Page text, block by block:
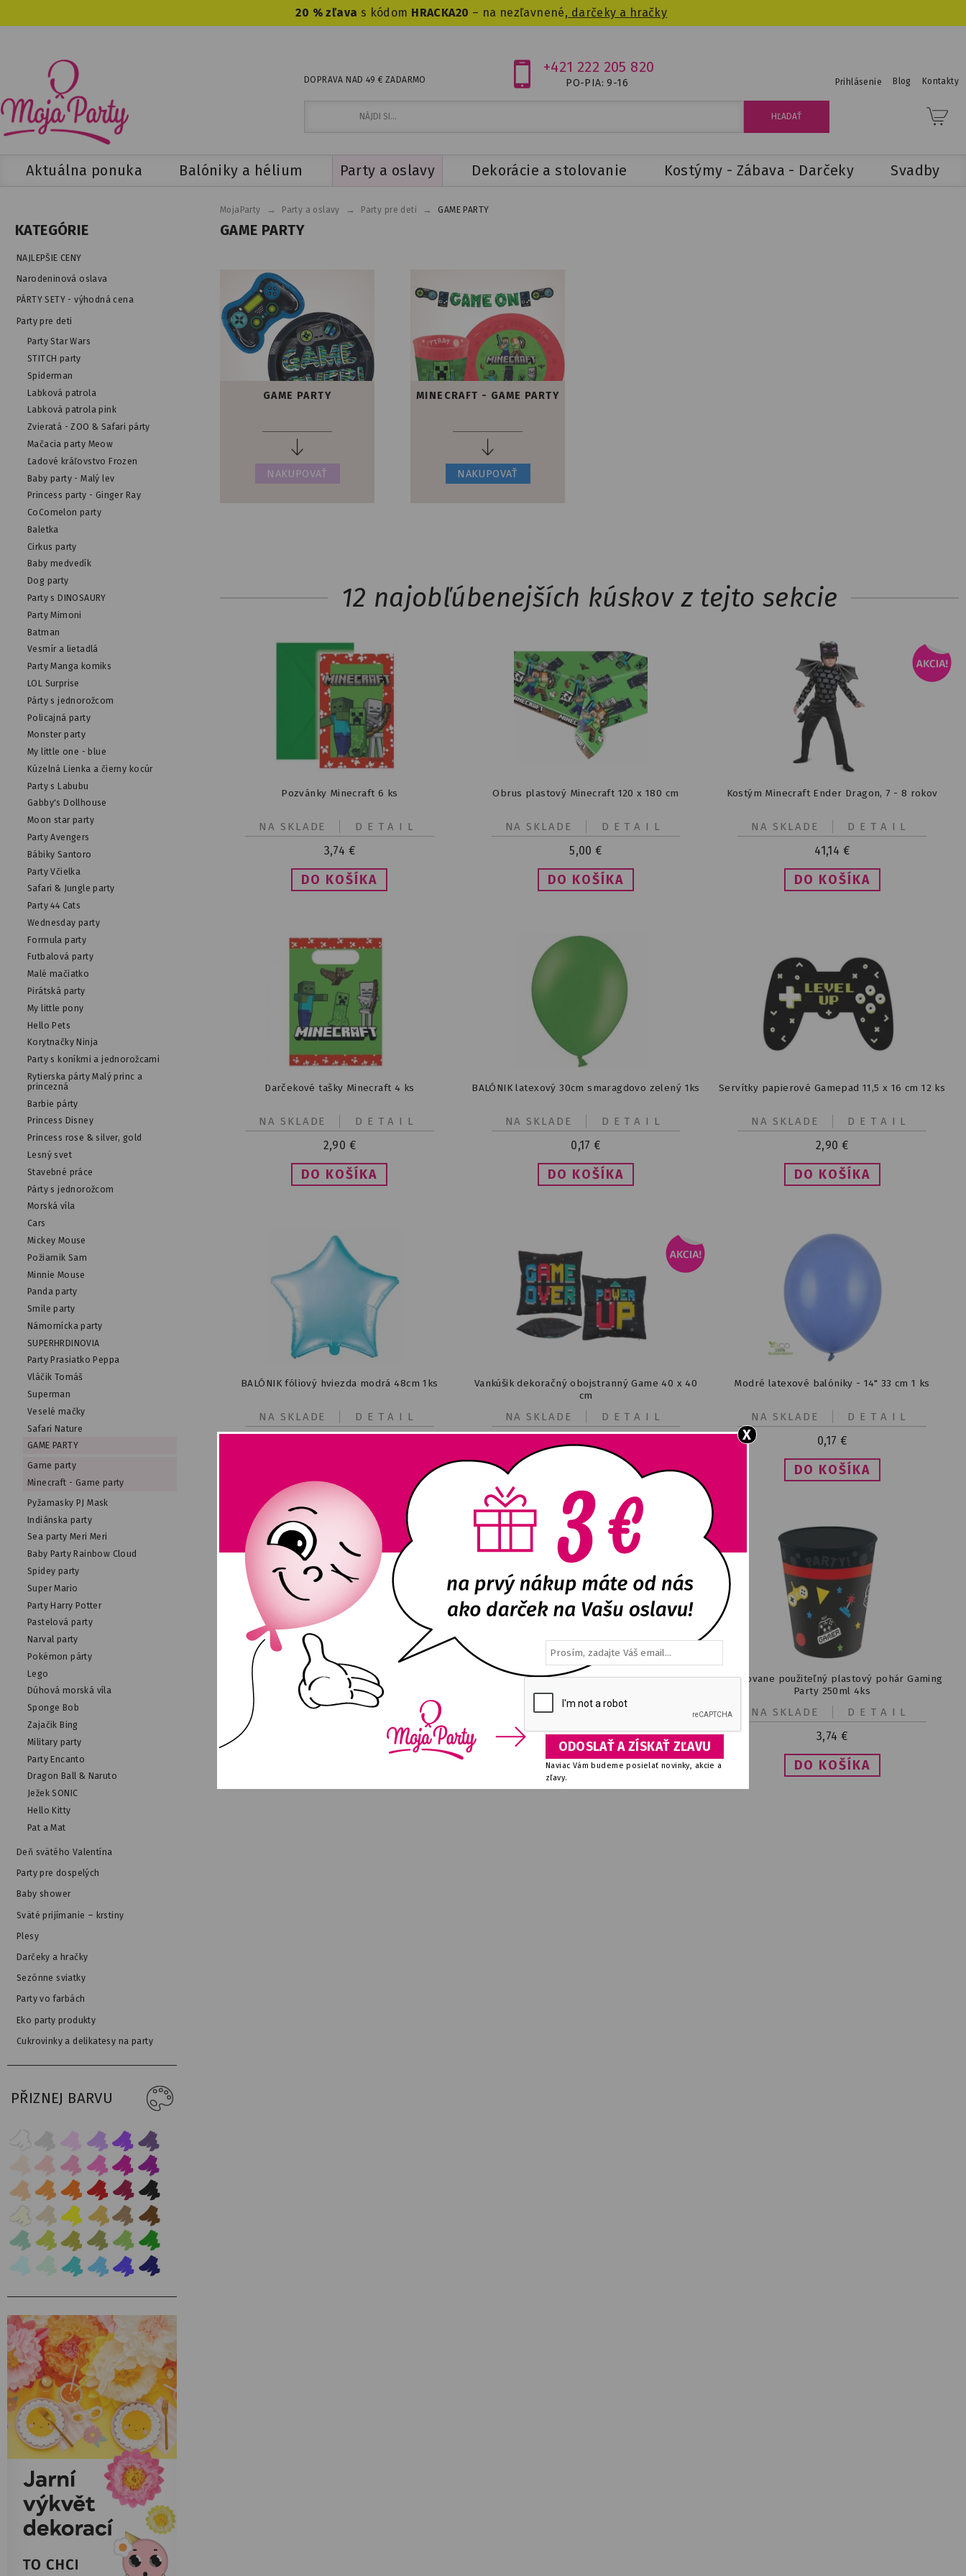
X
Naviac Vám budeme posielať novinky, akcie a
zľavy.
20 % zľava s kódom HRACKA20 – na nezľavnené, darčeky a hračky
DOPRAVA NAD 49 € ZADARMO
+421 222 205 820
PO-PIA: 9-16 Prihlásenie Blog Kontakty
Aktuálna ponuka Balóniky a hélium Party a oslavy Dekorácie a stolovanie Kostýmy - Zábava - Darčeky Svadby
KATEGÓRIE
NAJLEPŠIE CENY
Narodeninová oslava
PÁRTY SETY - výhodná cena
Party pre deti
Party Star Wars
STITCH party
Spiderman
Labková patrola
Labková patrola pink
Zvieratá - ZOO & Safari párty
Mačacia party Meow
Ľadové kráľovstvo Frozen
Baby party - Malý lev
Princess party - Ginger Ray
CoComelon party
Baletka
Cirkus party
Baby medvedík
Dog party
Party s DINOSAURY
Party Mimoni
Batman
Vesmír a lietadlá
Party Manga komiks
LOL Surprise
Párty s jednorožcom
Policajná party
Monster party
My little one - blue
Kúzelná Lienka a čierny kocúr
Party s Labubu
Gabby's Dollhouse
Moon star party
Party Avengers
Bábiky Santoro
Party Včielka
Safari & Jungle party
Party 44 Cats
Wednesday party
Formula party
Futbalová party
Malé mačiatko
Pirátská party
My little pony
Hello Pets
Korytnačky Ninja
Party s koníkmi a jednorožcami
Rytierska párty Malý princ a
princezná
Barbie párty
Princess Disney
Princess rose & silver, gold
Lesný svet
Stavebné práce
Párty s jednorožcom
Morská víla
Cars
Mickey Mouse
Požiarnik Sam
Minnie Mouse
Panda party
Smile party
Námornícka party
SUPERHRDINOVIA
Party Prasiatko Peppa
Vláčik Tomáš
Superman
Veselé mačky
Safari Nature
GAME PARTY
Game party
Minecraft - Game party
Pyžamasky PJ Mask
Indiánska party
Sea party Meri Meri
Baby Party Rainbow Cloud
Spidey party
Super Mario
Party Harry Potter
Pastelová party
Narval party
Pokémon párty
Lego
Dúhová morská víla
Sponge Bob
Zajačik Bing
Military party
Party Encanto
Dragon Ball & Naruto
Ježek SONIC
Hello Kitty
Pat a Mat
Deň svätého Valentína
Party pre dospelých
Baby shower
Sväté prijímanie – krstiny
Plesy
Darčeky a hračky
Sezónne sviatky
Party vo farbách
Eko party produkty
Cukrovinky a delikatesy na party
PŘIZNEJ BARVU
GAME PARTY
MojaParty → Party a oslavy → Party pre deti → GAME PARTY
GAME PARTY
NAKUPOVAŤ
MINECRAFT - GAME PARTY
NAKUPOVAŤ
12 najobľúbenejších kúskov z tejto sekcie
Pozvánky Minecraft 6 ks
3,74 €
DETAIL
NA SKLADE
Obrus plastový Minecraft 120 x 180 cm
5,00 €
DETAIL
NA SKLADE
Kostým Minecraft Ender Dragon, 7 - 8 rokov
41,14 €
DETAIL
NA SKLADE
Darčekové tašky Minecraft 4 ks
2,90 €
DETAIL
NA SKLADE
BALÓNIK latexový 30cm smaragdovo zelený 1ks
0,17 €
DETAIL
NA SKLADE
Servítky papierové Gamepad 11,5 x 16 cm 12 ks
2,90 €
DETAIL
NA SKLADE
BALÓNIK fóliový hviezda modrá 48cm 1ks
DETAIL
NA SKLADE
Vankúšik dekoračný obojstranný Game 40 x 40
cm
5,00
DETAIL
NA SKLADE
Modré latexové balóniky - 14" 33 cm 1 ks
0,17 €
DETAIL
NA SKLADE
Modré pastelové latexové balóniky 14" 33 cm 1 ks
DETAIL
NA SKLADE
Minecraft figúrka V3 DPL24
8,36€
NA SKLADE
Opakovane použiteľný plastový pohár Gaming
Party 250ml 4ks
3,74 €
DETAIL
NA SKLADE